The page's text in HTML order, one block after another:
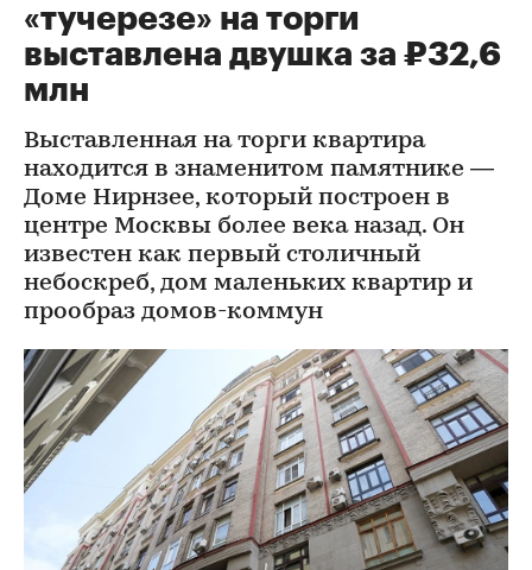
«тучерезе» на торги
выставлена двушка за ₽32,6
млн
Выставленная на торги квартира
находится в знаменитом памятнике —
Доме Нирнзее, который построен в
центре Москвы более века назад. Он
известен как первый столичный
небоскреб, дом маленьких квартир и
прообраз домов-коммун